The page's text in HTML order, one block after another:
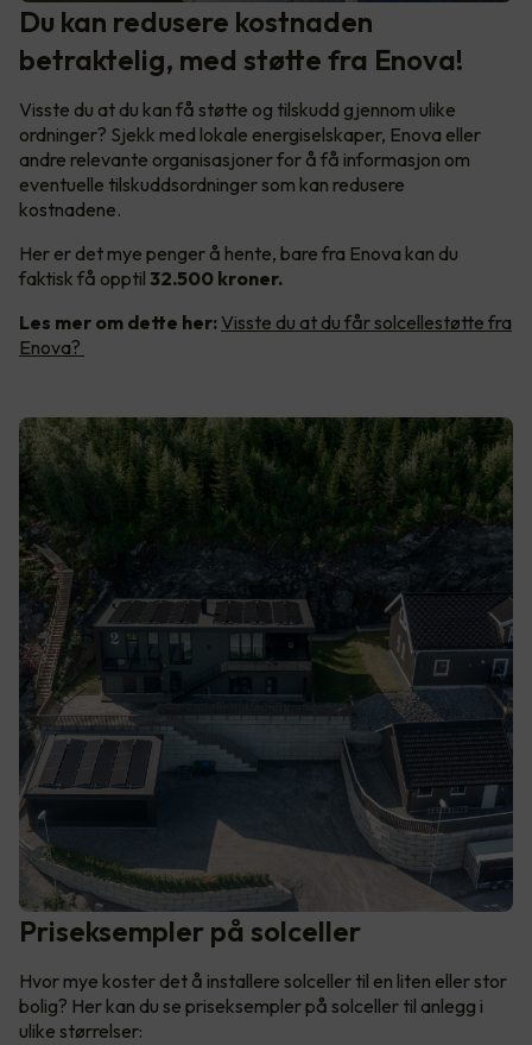
Du kan redusere kostnaden
betraktelig, med støtte fra Enova!
Visste du at du kan få støtte og tilskudd gjennom ulike
ordninger? Sjekk med lokale energiselskaper, Enova eller
andre relevante organisasjoner for å få informasjon om
eventuelle tilskuddsordninger som kan redusere
kostnadene.
Her er det mye penger å hente, bare fra Enova kan du
faktisk få opptil 32.500 kroner.
Les mer om dette her: Visste du at du får solcellestøtte fra
Enova?
Priseksempler på solceller
Hvor mye koster det å installere solceller til en liten eller stor
bolig? Her kan du se priseksempler på solceller til anlegg i
ulike størrelser: